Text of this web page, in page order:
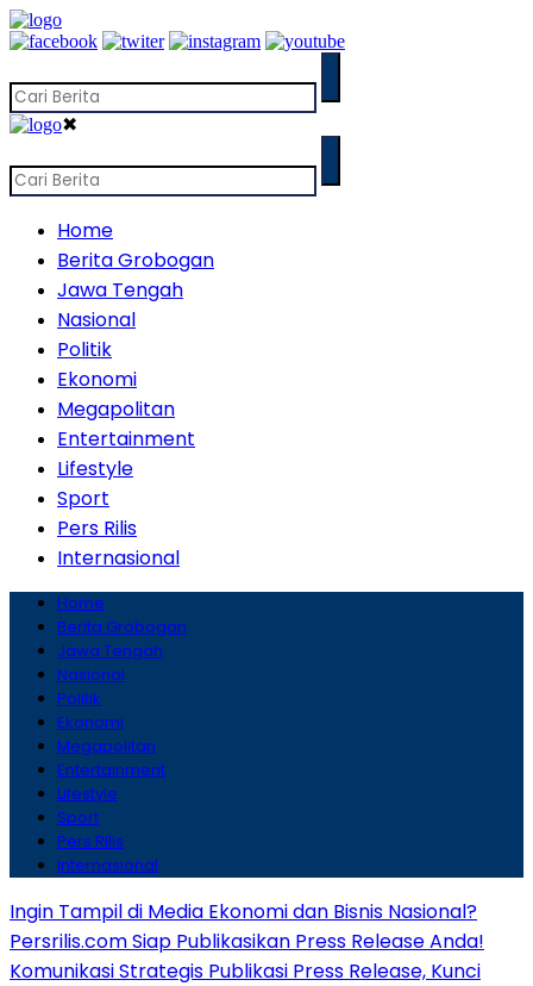
✖
Home
Berita Grobogan
Jawa Tengah
Nasional
Politik
Ekonomi
Megapolitan
Entertainment
Lifestyle
Sport
Pers Rilis
Internasional
Home
Berita Grobogan
Jawa Tengah
Nasional
Politik
Ekonomi
Megapolitan
Entertainment
Lifestyle
Sport
Pers Rilis
Internasional
Ingin Tampil di Media Ekonomi dan Bisnis Nasional?
Persrilis.com Siap Publikasikan Press Release Anda!
Komunikasi Strategis Publikasi Press Release, Kunci